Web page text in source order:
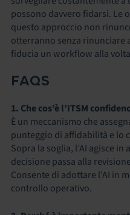
possono davvero fidarsi. Le
questo approccio non
otterranno senza rinunciare
fiducia un workflow alla
FAQS
1. Che cos’è l’ITSM
È un meccanismo che
punteggio di affidabilità e lo
Sopra la soglia, l’AI agisce
decisione passa alla
Consente di adottare l’AI in
controllo operativo.